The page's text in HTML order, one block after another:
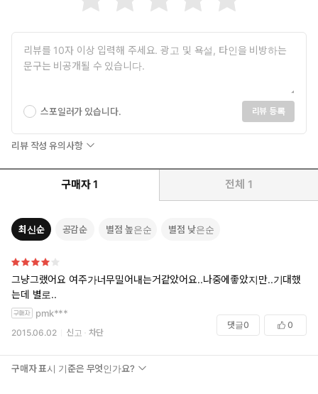
스포일러가 있습니다. 리뷰 등록
리뷰 작성 유의사항
구매자 1 전체 1
최신순 공감순 별점 높은순 별점 낮은순
그냥그랬어요 여주가너무밀어내는거같았어요..나중에좋았지만..기대했
는데 별로..
pmk***
2015.06.02 신고 차단
댓글0 0
구매자 표시 기준은 무엇인가요?